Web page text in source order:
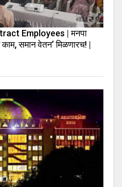
Employees | मनपा
काम, समान वेतन’ मिळणारच! |